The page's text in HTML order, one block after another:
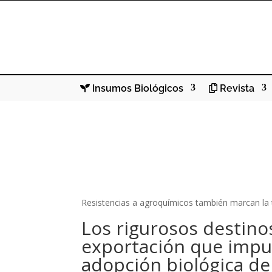
Insumos Biológicos Revista
Resistencias a agroquímicos también marcan la
Los rigurosos
exportación que
adopción biológica